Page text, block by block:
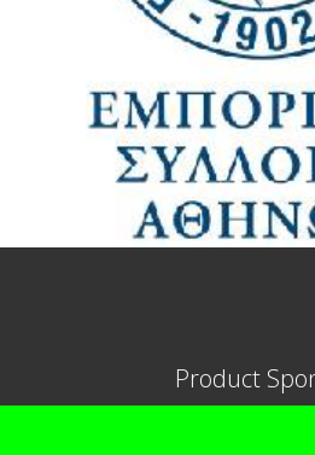
Product